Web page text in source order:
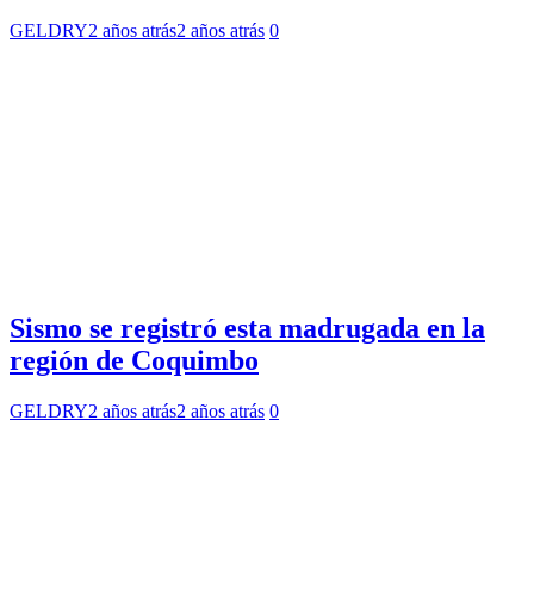
GELDRY2 años atrás2 años atrás 0
Sismo se registró esta madrugada en la
región de Coquimbo
GELDRY2 años atrás2 años atrás 0